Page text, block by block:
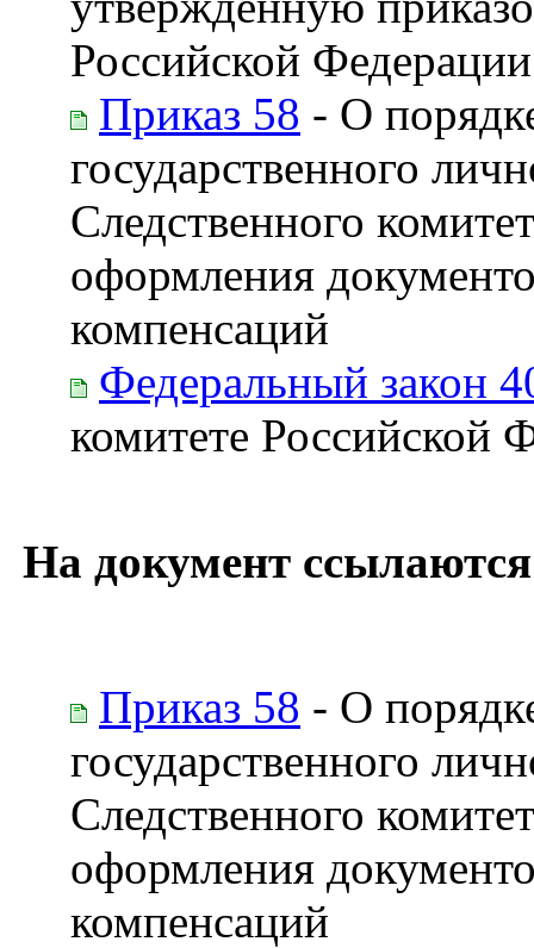
Российской
Приказ 58 - О
государственного
Следственного
оформления
компенсаций
Федеральный закон
комитете Российской
На документ
Приказ 58 - О
государственного
Следственного
оформления
компенсаций